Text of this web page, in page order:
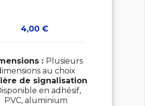
Prix
4,00 €
: Plusieurs
au choix
de signalisation
en adhésif,
PVC, aluminium